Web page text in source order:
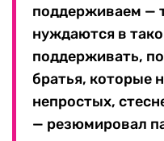
поддерживаем —
нуждаются в
поддерживать,
братья, которые
непростых,
— резюмировал